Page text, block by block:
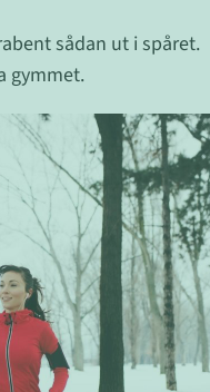
sådan ut i spåret.
gymmet.